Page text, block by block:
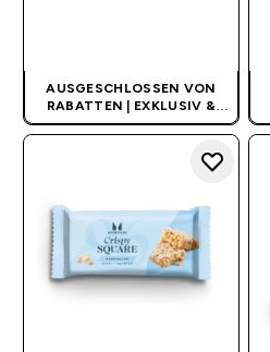
AUSGESCHLOSSEN VON
RABATTEN | EXKLUSIV &
LIMITIERT